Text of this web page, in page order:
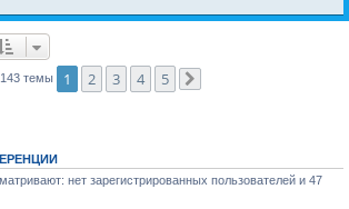
143 темы 1 2 3 4 5
нет зарегистрированных пользователей и 47